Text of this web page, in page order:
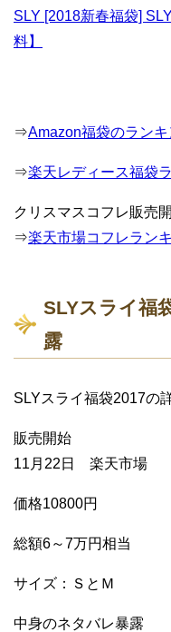
SLY [2018新春福袋]
料】
⇒Amazon福袋のラン
⇒楽天レディース福袋
クリスマスコフレ販売
⇒楽天市場コフレラン
SLYスライ福
露
SLYスライ福袋2017の
販売開始
11月22日 楽天市場
価格10800円
総額6～7万円相当
サイズ：ＳとＭ
中身のネタバレ暴露